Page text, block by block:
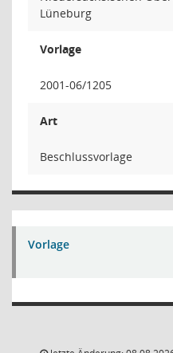
Lüneburg
Vorlage
2001-06/1205
Art
Beschlussvorlage
Vorlage